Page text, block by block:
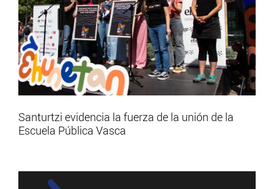
Santurtzi evidencia la fuerza de la unión de la
Escuela Pública Vasca